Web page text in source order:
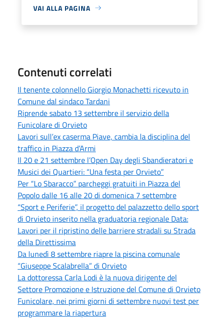
VAI ALLA PAGINA
Contenuti correlati
Il tenente colonnello Giorgio Monachetti ricevuto in
Comune dal sindaco Tardani
Riprende sabato 13 settembre il servizio della
Funicolare di Orvieto
Lavori sull’ex caserma Piave, cambia la disciplina del
traffico in Piazza d’Armi
Il 20 e 21 settembre l’Open Day degli Sbandieratori e
Musici dei Quartieri: “Una festa per Orvieto”
Per “Lo Sbaracco” parcheggi gratuiti in Piazza del
Popolo dalle 16 alle 20 di domenica 7 settembre
“Sport e Periferie”, il progetto del palazzetto dello sport
di Orvieto inserito nella graduatoria regionale Data:
Lavori per il ripristino delle barriere stradali su Strada
della Direttissima
Da lunedì 8 settembre riapre la piscina comunale
“Giuseppe Scalabrella” di Orvieto
La dottoressa Carla Lodi è la nuova dirigente del
Settore Promozione e Istruzione del Comune di Orvieto
Funicolare, nei primi giorni di settembre nuovi test per
programmare la riapertura